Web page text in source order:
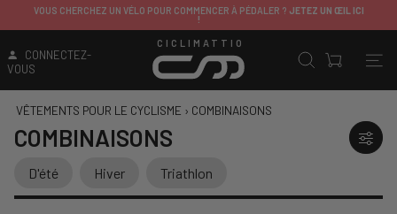
VOUS CHERCHEZ UN VÉLO POUR COMMENCER À PÉDALER ? JETEZ UN ŒIL ICI
!
CONNECTEZ-
VOUS
CICLIMATTIO
VÊTEMENTS POUR LE CYCLISME › COMBINAISONS
COMBINAISONS
D'été Hiver Triathlon